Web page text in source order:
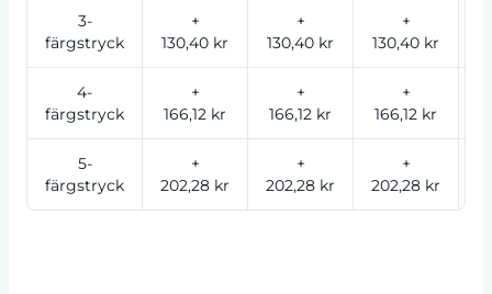
3-
färgstryck
+
130,40 kr
+
130,40 kr
+
130,40 kr
4-
färgstryck
+
166,12 kr
+
166,12 kr
+
166,12 kr
5-
färgstryck
+
202,28 kr
+
202,28 kr
+
202,28 kr